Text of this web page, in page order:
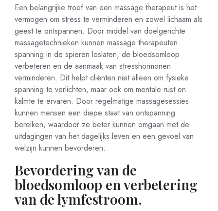
Een belangrijke troef van een massage therapeut is het
vermogen om stress te verminderen en zowel lichaam als
geest te ontspannen. Door middel van doelgerichte
massagetechnieken kunnen massage therapeuten
spanning in de spieren loslaten, de bloedsomloop
verbeteren en de aanmaak van stresshormonen
verminderen. Dit helpt cliënten niet alleen om fysieke
spanning te verlichten, maar ook om mentale rust en
kalmte te ervaren. Door regelmatige massagesessies
kunnen mensen een diepe staat van ontspanning
bereiken, waardoor ze beter kunnen omgaan met de
uitdagingen van het dagelijks leven en een gevoel van
welzijn kunnen bevorderen.
Bevordering van de
bloedsomloop en verbetering
van de lymfestroom.